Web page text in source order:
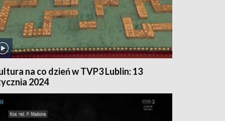
na co dzień w TVP3 Lublin: 13
2024